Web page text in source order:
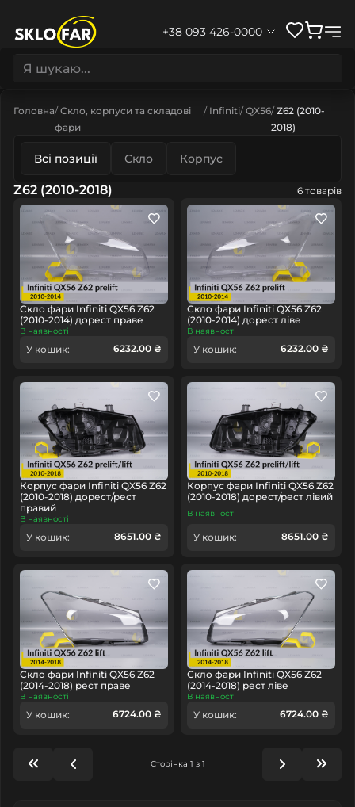
+38 093 426-0000
Головна Скло, корпуси та складові
фари
Infiniti QX56 Z62 (2010-
2018)
Всі позиції Скло Корпус
Z62 (2010-2018) 6 товарів
Скло фари Infiniti QX56 Z62
(2010-2014) дорест праве
В наявності
У кошик: 6232.00 ₴
Скло фари Infiniti QX56 Z62
(2010-2014) дорест ліве
В наявності
У кошик: 6232.00 ₴
Корпус фари Infiniti QX56 Z62
(2010-2018) дорест/рест
правий
В наявності
У кошик: 8651.00 ₴
Корпус фари Infiniti QX56 Z62
(2010-2018) дорест/рест лівий
В наявності
У кошик: 8651.00 ₴
Скло фари Infiniti QX56 Z62
(2014-2018) рест праве
В наявності
У кошик: 6724.00 ₴
Скло фари Infiniti QX56 Z62
(2014-2018) рест ліве
В наявності
У кошик: 6724.00 ₴
Сторінка 1 з 1